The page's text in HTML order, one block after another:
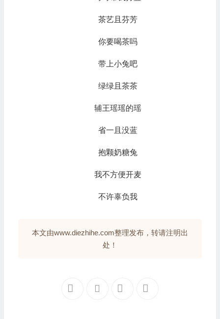
茶艺且芬芳
你要喝茶吗
带上小兔吧
绿绿且茶茶
辅王瑶瑶的瑶
省一且没蓝
抱颗奶糖兔
我不方便开麦
不许辜负我
本文由www.diezhihe.com整理发布，转请注明出
处！